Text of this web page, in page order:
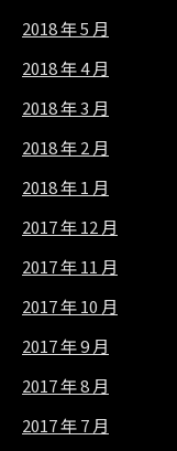
2018 年 5 月
2018 年 4 月
2018 年 3 月
2018 年 2 月
2018 年 1 月
2017 年 12 月
2017 年 11 月
2017 年 10 月
2017 年 9 月
2017 年 8 月
2017 年 7 月